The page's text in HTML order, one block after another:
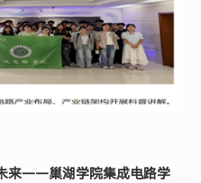
来——巢湖学院集成电路学